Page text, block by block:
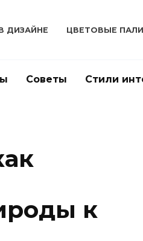
ДИЗАЙНЕ ЦВЕТОВЫЕ
Советы Стили
к